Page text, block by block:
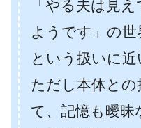
「やる夫は見
ようです」の
という扱いに近
ただし本体と
て、記憶も曖